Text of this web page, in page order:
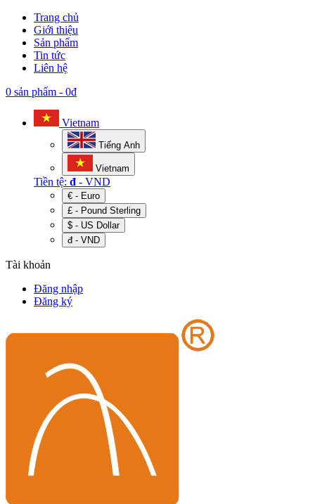
Trang chủ
Giới thiệu
Sản phẩm
Tin tức
Liên hệ
0 sản phẩm - 0đ
Vietnam
Tiếng Anh
Vietnam
Tiền tệ: đ - VND
€ - Euro
£ - Pound Sterling
$ - US Dollar
đ - VND
Tài khoản
Đăng nhập
Đăng ký